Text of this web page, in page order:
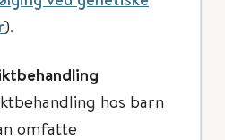
).
hos barn
omfatte